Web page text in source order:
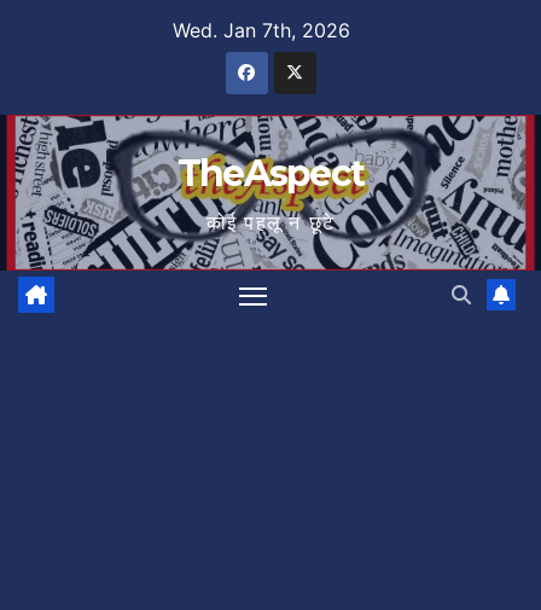
Wed. Jan 7th, 2026
TheAspect
कोई पहलू न छूटे